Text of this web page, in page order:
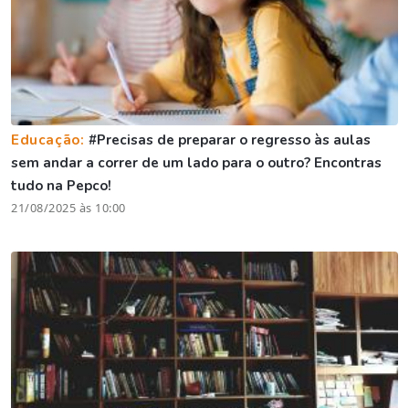
Educação:#Precisas de preparar o regresso às aulas
sem andar a correr de um lado para o outro? Encontras
tudo na Pepco!
21/08/2025 às 10:00